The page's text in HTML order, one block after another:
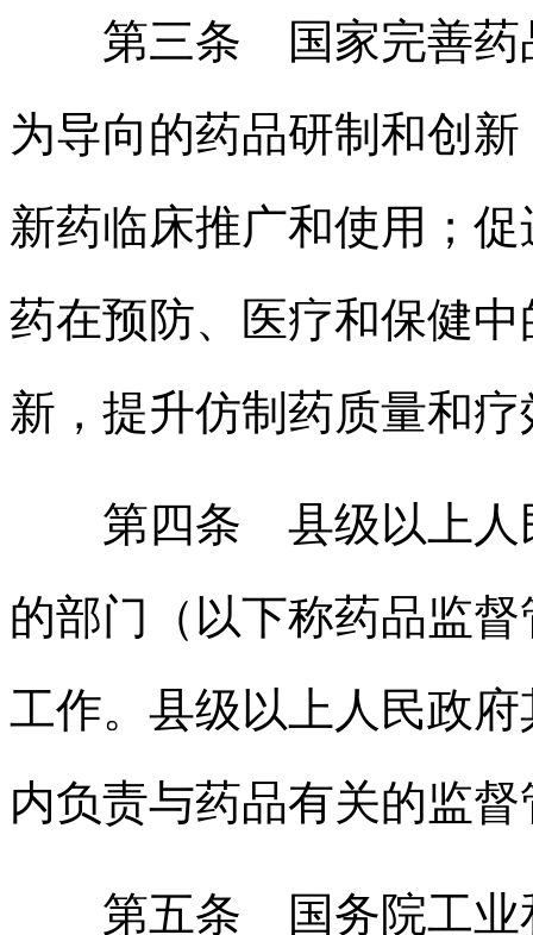
第三条 国家完善药品
为导向的药品研制和创
新药临床推广和使用；
药在预防、医疗和保健
新，提升仿制药质量和疗
第四条 县级以上人民
的部门（以下称药品监
工作。县级以上人民政
内负责与药品有关的监
第五条 国务院工业和